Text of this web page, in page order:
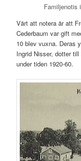
Familjenotis
Värt att notera är att
Cederbaum var gift
10 blev vuxna. Deras
Ingrid Nisser, dotter
under tiden 1920-60.